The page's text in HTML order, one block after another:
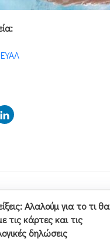
Αλαλούμ για το τι θα
τις κάρτες και τις
δηλώσεις